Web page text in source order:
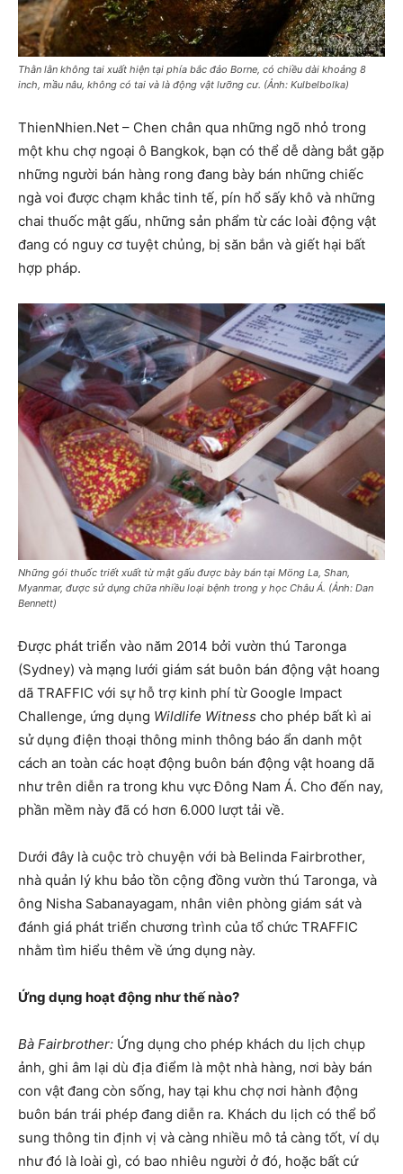
Thằn lằn không tai xuất hiện tại phía bắc đảo Borne, có chiều dài khoảng 8
inch, mầu nâu, không có tai và là động vật lưỡng cư. (Ảnh: Kulbelbolka)
ThienNhien.Net – Chen chân qua những ngõ nhỏ trong
một khu chợ ngoại ô Bangkok, bạn có thể dễ dàng bắt gặp
những người bán hàng rong đang bày bán những chiếc
ngà voi được chạm khắc tinh tế, pín hổ sấy khô và những
chai thuốc mật gấu, những sản phẩm từ các loài động vật
đang có nguy cơ tuyệt chủng, bị săn bắn và giết hại bất
hợp pháp.
Những gói thuốc triết xuất từ mật gấu được bày bán tại Möng La, Shan,
Myanmar, được sử dụng chữa nhiều loại bệnh trong y học Châu Á. (Ảnh: Dan
Bennett)
Được phát triển vào năm 2014 bởi vườn thú Taronga
(Sydney) và mạng lưới giám sát buôn bán động vật hoang
dã TRAFFIC với sự hỗ trợ kinh phí từ Google Impact
Challenge, ứng dụng Wildlife Witness cho phép bất kì ai
sử dụng điện thoại thông minh thông báo ẩn danh một
cách an toàn các hoạt động buôn bán động vật hoang dã
như trên diễn ra trong khu vực Đông Nam Á. Cho đến nay,
phần mềm này đã có hơn 6.000 lượt tải về.
Dưới đây là cuộc trò chuyện với bà Belinda Fairbrother,
nhà quản lý khu bảo tồn cộng đồng vườn thú Taronga, và
ông Nisha Sabanayagam, nhân viên phòng giám sát và
đánh giá phát triển chương trình của tổ chức TRAFFIC
nhằm tìm hiểu thêm về ứng dụng này.
Ứng dụng hoạt động như thế nào?
Bà Fairbrother: Ứng dụng cho phép khách du lịch chụp
ảnh, ghi âm lại dù địa điểm là một nhà hàng, nơi bày bán
con vật đang còn sống, hay tại khu chợ nơi hành động
buôn bán trái phép đang diễn ra. Khách du lịch có thể bổ
sung thông tin định vị và càng nhiều mô tả càng tốt, ví dụ
như đó là loài gì, có bao nhiêu người ở đó, hoặc bất cứ